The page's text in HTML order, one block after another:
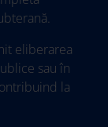
eliberarea
sau în
la